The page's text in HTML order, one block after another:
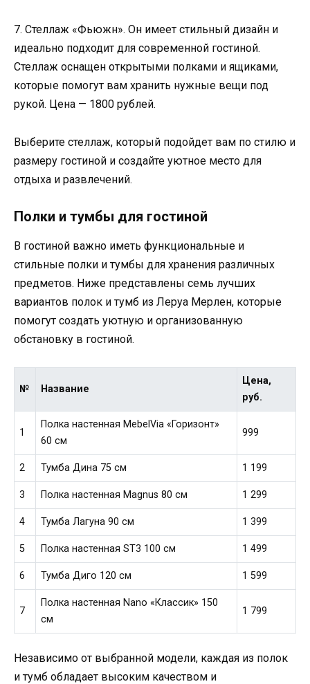
7. Стеллаж «Фьюжн». Он имеет стильный дизайн и
идеально подходит для современной гостиной.
Стеллаж оснащен открытыми полками и ящиками,
которые помогут вам хранить нужные вещи под
рукой. Цена — 1800 рублей.
Выберите стеллаж, который подойдет вам по стилю и
размеру гостиной и создайте уютное место для
отдыха и развлечений.
Полки и тумбы для гостиной
В гостиной важно иметь функциональные и
стильные полки и тумбы для хранения различных
предметов. Ниже представлены семь лучших
вариантов полок и тумб из Леруа Мерлен, которые
помогут создать уютную и организованную
обстановку в гостиной.
№ Название
Цена,
руб.
1
Полка настенная MebelVia «Горизонт»
60 см
999
2 Тумба Дина 75 см 1 199
3 Полка настенная Magnus 80 см 1 299
4 Тумба Лагуна 90 см 1 399
5 Полка настенная ST3 100 см 1 499
6 Тумба Диго 120 см 1 599
7
Полка настенная Nano «Классик» 150
см
1 799
Независимо от выбранной модели, каждая из полок
и тумб обладает высоким качеством и